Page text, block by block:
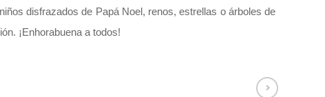
disfrazados de Papá Noel, renos, estrellas o árboles de
¡Enhorabuena a todos!